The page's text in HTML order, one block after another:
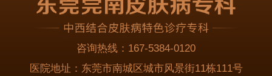
咨询热线： 167-5384-0120
医院地址： 东莞市南城区城市风景街11栋111号